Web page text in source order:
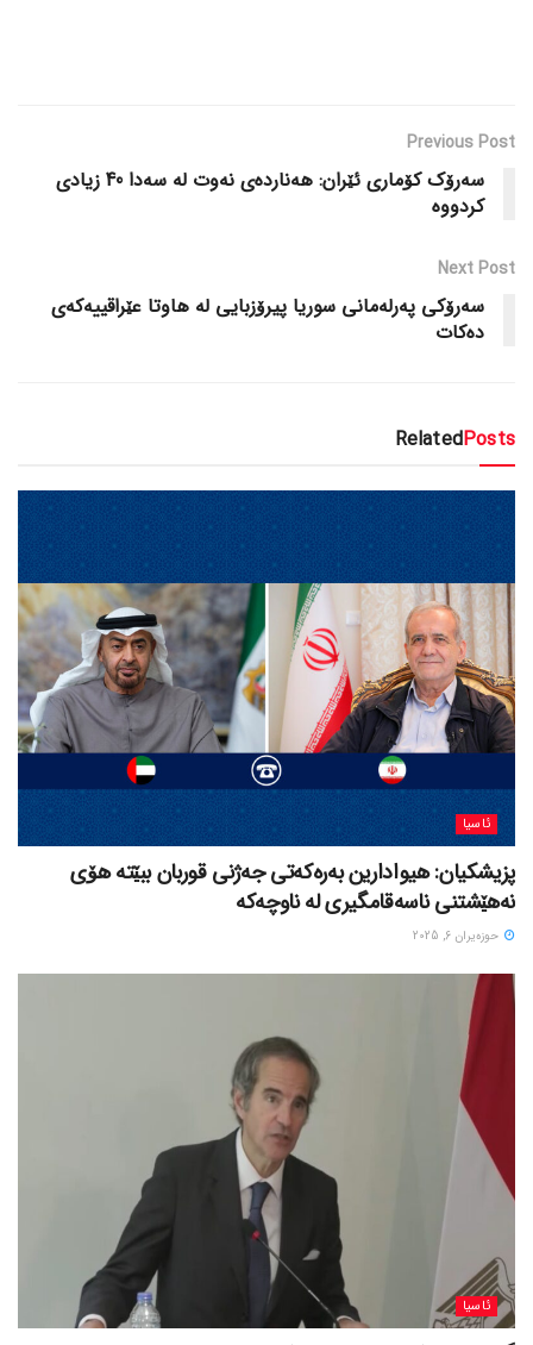
Previous Post
سەرۆک کۆماری ئێران: هەناردەی نەوت لە سەدا 40 زیادی
کردووە
Next Post
سەرۆکی پەرلەمانی سوریا پیرۆزبایی لە هاوتا عێراقییەکەی
دەکات
RelatedPosts
ئاسیا
پزیشکیان: هیوادارین بەرەکەتی جەژنی قوربان ببێتە هۆی
نەهێشتنی ناسەقامگیری لە ناوچەکە
حوزه‌یران 6, 2025
ئاسیا